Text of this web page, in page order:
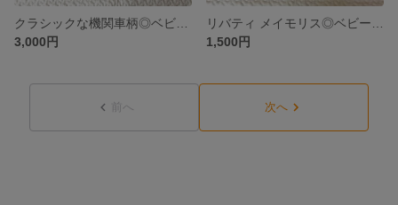
3,000円
1,500円
前へ 次へ